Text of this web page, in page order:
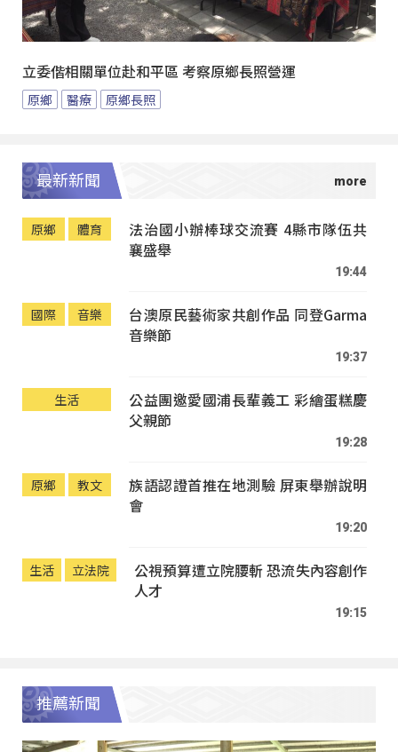
立委偕相關單位赴和平區 考察原鄉長照營運
原鄉 醫療 原鄉長照
最新新聞
原鄉 體育
法治國小辦棒球交流賽 4縣市隊伍共
襄盛舉
19:44
國際 音樂
台澳原民藝術家共創作品 同登Garma
音樂節
19:37
生活
公益團邀愛國浦長輩義工 彩繪蛋糕慶
父親節
19:28
原鄉 教文
族語認證首推在地測驗 屏東舉辦說明
會
19:20
生活 立法院
公視預算遭立院腰斬 恐流失內容創作
人才
19:15
推薦新聞